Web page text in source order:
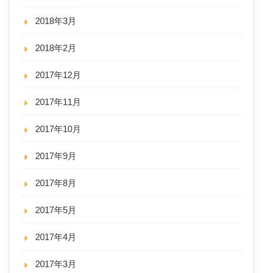
2018年3月
2018年2月
2017年12月
2017年11月
2017年10月
2017年9月
2017年8月
2017年5月
2017年4月
2017年3月